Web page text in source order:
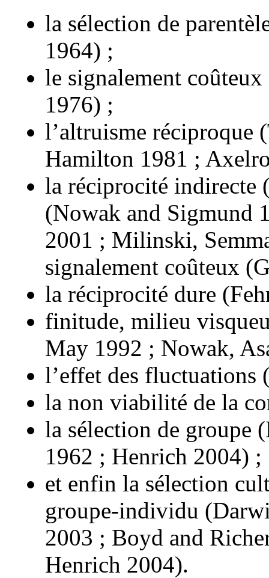
la sélection de
1964) ;
le signalement
1976) ;
l’altruisme réciproque
Hamilton 1981 ;
la réciprocité indirecte
(Nowak and Sigmund
2001 ; Milinski,
signalement coûteux
la réciprocité dure
finitude, milieu
May 1992 ; Nowak,
l’effet des fluctuations
la non viabilité de la
la sélection de groupe
1962 ; Henrich 2004) ;
et enfin la sélection
groupe-individu
2003 ; Boyd and
Henrich 2004).